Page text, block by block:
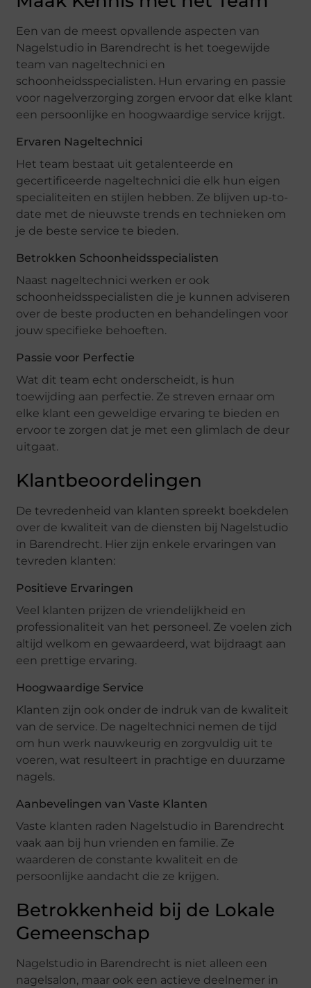
Een van de meest opvallende aspecten van
Nagelstudio in Barendrecht is het toegewijde
team van nageltechnici en
schoonheidsspecialisten. Hun ervaring en passie
voor nagelverzorging zorgen ervoor dat elke klant
een persoonlijke en hoogwaardige service krijgt.
Ervaren Nageltechnici
Het team bestaat uit getalenteerde en
gecertificeerde nageltechnici die elk hun eigen
specialiteiten en stijlen hebben. Ze blijven up-to-
date met de nieuwste trends en technieken om
je de beste service te bieden.
Betrokken Schoonheidsspecialisten
Naast nageltechnici werken er ook
schoonheidsspecialisten die je kunnen adviseren
over de beste producten en behandelingen voor
jouw specifieke behoeften.
Passie voor Perfectie
Wat dit team echt onderscheidt, is hun
toewijding aan perfectie. Ze streven ernaar om
elke klant een geweldige ervaring te bieden en
ervoor te zorgen dat je met een glimlach de deur
uitgaat.
Klantbeoordelingen
De tevredenheid van klanten spreekt boekdelen
over de kwaliteit van de diensten bij Nagelstudio
in Barendrecht. Hier zijn enkele ervaringen van
tevreden klanten:
Positieve Ervaringen
Veel klanten prijzen de vriendelijkheid en
professionaliteit van het personeel. Ze voelen zich
altijd welkom en gewaardeerd, wat bijdraagt aan
een prettige ervaring.
Hoogwaardige Service
Klanten zijn ook onder de indruk van de kwaliteit
van de service. De nageltechnici nemen de tijd
om hun werk nauwkeurig en zorgvuldig uit te
voeren, wat resulteert in prachtige en duurzame
nagels.
Aanbevelingen van Vaste Klanten
Vaste klanten raden Nagelstudio in Barendrecht
vaak aan bij hun vrienden en familie. Ze
waarderen de constante kwaliteit en de
persoonlijke aandacht die ze krijgen.
Betrokkenheid bij de Lokale
Gemeenschap
Nagelstudio in Barendrecht is niet alleen een
nagelsalon, maar ook een actieve deelnemer in